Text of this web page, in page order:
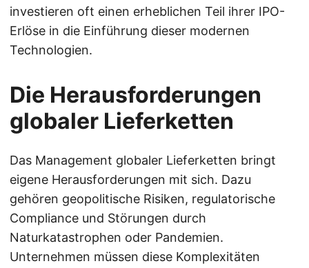
investieren oft einen erheblichen Teil ihrer IPO-
Erlöse in die Einführung dieser modernen
Technologien.
Die Herausforderungen
globaler Lieferketten
Das Management globaler Lieferketten bringt
eigene Herausforderungen mit sich. Dazu
gehören geopolitische Risiken, regulatorische
Compliance und Störungen durch
Naturkatastrophen oder Pandemien.
Unternehmen müssen diese Komplexitäten